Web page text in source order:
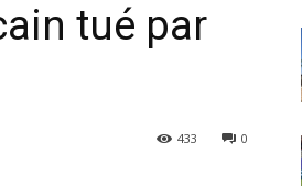
tué par
0
433